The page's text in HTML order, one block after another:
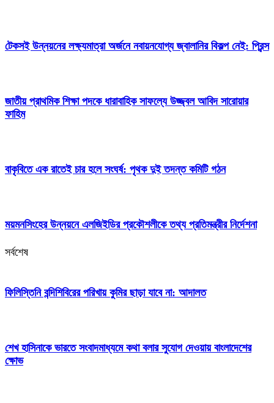
টেকসই উন্নয়নের লক্ষ্যমাত্রা অর্জনে নবায়নযোগ্য জ্বালানির বিকল্প নেই: প্রিন্স
জাতীয় প্রাথমিক শিক্ষা পদকে ধারাবাহিক সাফল্যে উজ্জ্বল আবিদ সারোয়ার
ফাহিম
বাকৃবিতে এক রাতেই চার হলে সংঘর্ষ: পৃথক দুই তদন্ত কমিটি গঠন
ময়মনসিংহের উন্নয়নে এলজিইডির প্রকৌশলীকে তথ্য প্রতিমন্ত্রীর নির্দেশনা
সর্বশেষ
ফিলিস্তিনি বন্দিশিবিরের পরিখায় কুমির ছাড়া যাবে না: আদালত
শেখ হাসিনাকে ভারতে সংবাদমাধ্যমে কথা বলার সুযোগ দেওয়ায় বাংলাদেশের
ক্ষোভ